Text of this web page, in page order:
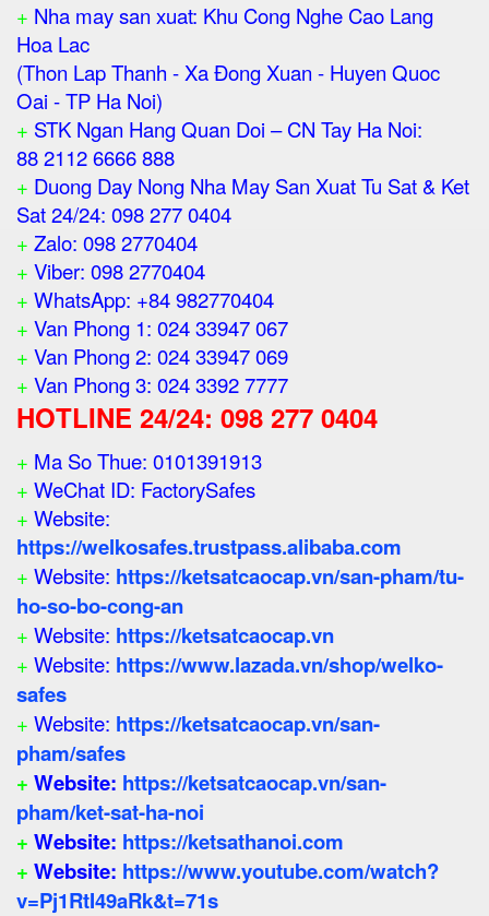
+ Nha may san xuat: Khu Cong Nghe Cao Lang
Hoa Lac
(Thon Lap Thanh - Xa Đong Xuan - Huyen Quoc
Oai - TP Ha Noi)
+ STK Ngan Hang Quan Doi – CN Tay Ha Noi:
88 2112 6666 888
+ Duong Day Nong Nha May San Xuat Tu Sat & Ket
Sat 24/24: 098 277 0404
+ Zalo: 098 2770404
+ Viber: 098 2770404
+ WhatsApp: +84 982770404
+ Van Phong 1: 024 33947 067
+ Van Phong 2: 024 33947 069
+ Van Phong 3: 024 3392 7777
HOTLINE 24/24: 098 277 0404
+ Ma So Thue: 0101391913
+ WeChat ID: FactorySafes
+ Website:
https://welkosafes.trustpass.alibaba.com
+ Website: https://ketsatcaocap.vn/san-pham/tu-
ho-so-bo-cong-an
+ Website: https://ketsatcaocap.vn
+ Website: https://www.lazada.vn/shop/welko-
safes
+ Website: https://ketsatcaocap.vn/san-
pham/safes
+ Website: https://ketsatcaocap.vn/san-
pham/ket-sat-ha-noi
+ Website: https://ketsathanoi.com
+ Website: https://www.youtube.com/watch?
v=Pj1RtI49aRk&t=71s